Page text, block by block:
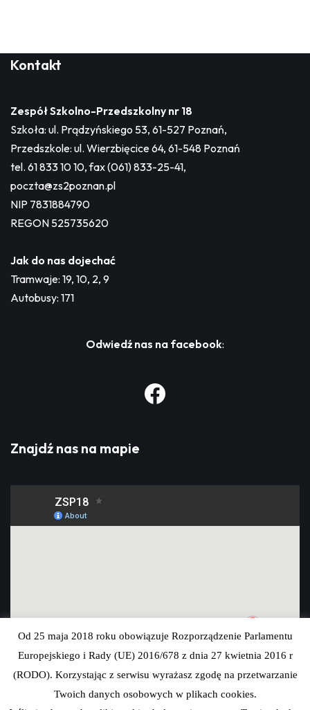
Kontakt
Zespół Szkolno-Przedszkolny nr 18
Szkoła: ul. Prądzyńskiego 53, 61-527 Poznań,
Przedszkole: ul. Wierzbięcice 64, 61-548 Poznań
tel. 61 833 10 10, fax (061) 833-25-41,
poczta@zs2poznan.pl
NIP 7831884790
REGON 525735620
Jak do nas dojechać
Tramwaje: 19, 10, 2, 9
Autobusy: 171
Odwiedź nas na facebook:
Znajdź nas na mapie
Od 25 maja 2018 roku obowiązuje Rozporządzenie Parlamentu
Europejskiego i Rady (UE) 2016/678 z dnia 27 kwietnia 2016 r
(RODO). Korzystając z serwisu wyrażasz zgodę na przetwarzanie
Twoich danych osobowych w plikach cookies.